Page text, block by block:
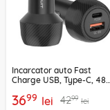
Incarcator auto Fast
Charge USB, Type-C, 48W
3699 lei 4299 lei